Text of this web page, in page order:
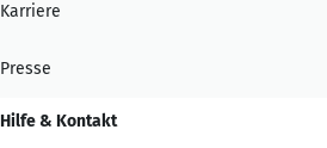
Karriere
Presse
Hilfe & Kontakt